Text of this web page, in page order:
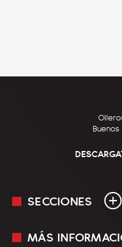
SECCIONES
En Vivo
MÁS